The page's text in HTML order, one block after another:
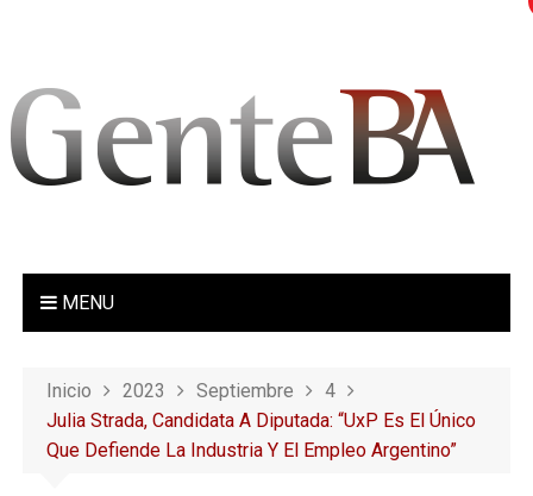
MENU
Inicio 2023 Septiembre
4
Julia Strada, Candidata A Diputada: “UxP Es El Único
Que Defiende La Industria Y El Empleo Argentino”